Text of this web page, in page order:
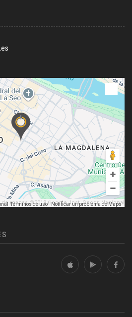
de mapas ©2018 Google, Inst. Geogr. Nacional
Términos de uso Notificar un problema de Maps